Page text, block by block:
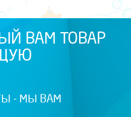
ВАМ ТОВАР
- МЫ ВАМ